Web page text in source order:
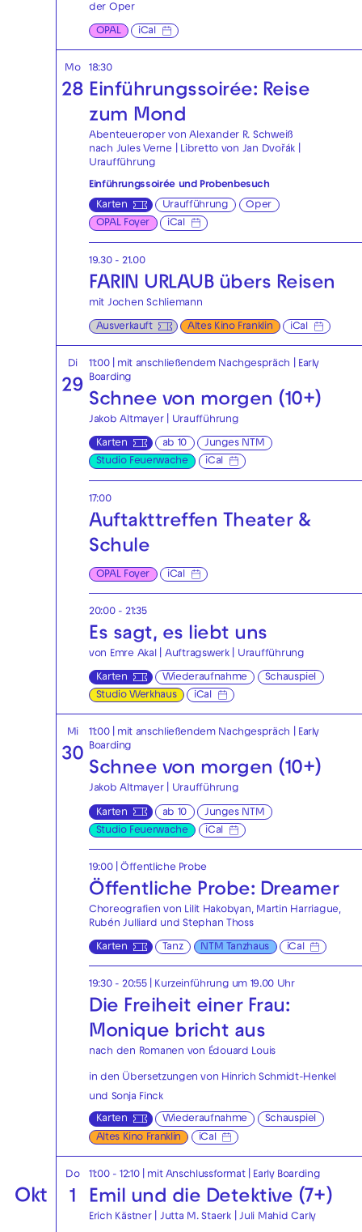
der Oper
OPAL iCal
Mo
28
18:30
Einführungssoirée: Reise
zum Mond
Abenteueroper von Alexander R. Schweiß
nach Jules Verne | Libretto von Jan Dvořák |
Uraufführung
Einführungssoirée und Probenbesuch
Karten Uraufführung
Oper
OPAL Foyer
iCal
19.30 - 21.00
FARIN URLAUB übers Reisen
mit Jochen Schliemann
Ausverkauft Altes Kino Franklin iCal
Di
29
11:00 | mit anschließendem Nachgespräch
Early
Boarding
Schnee von morgen (10+)
Jakob Altmayer | Uraufführung
Karten ab 10
Junges NTM
Studio Feuerwache
iCal
17:00
Auftakttreffen Theater &
Schule
OPAL Foyer iCal
20:00 - 21:35
Es sagt, es liebt uns
von Emre Akal | Auftragswerk | Uraufführung
Karten Wiederaufnahme
Schauspiel
Studio Werkhaus
iCal
Mi
30
11:00 | mit anschließendem Nachgespräch | Early
Boarding
Schnee von morgen (10+)
Jakob Altmayer | Uraufführung
Karten ab 10
Junges NTM
Studio Feuerwache
iCal
19:00|Öffentliche Probe
Öffentliche Probe: Dreamer
Choreografien von Lilit Hakobyan, Martin Harriague,
Rubén Julliard und Stephan Thoss
Karten Tanz NTM Tanzhaus iCal
19:30 - 20:55 | Kurzeinführung um 19.00 Uhr
Die Freiheit einer Frau:
Monique bricht aus
nach den Romanen von Édouard Louis
in den Übersetzungen von Hinrich Schmidt-Henkel
und Sonja Finck
Karten Wiederaufnahme
Schauspiel
Altes Kino Franklin
iCal
Okt
Do
1
11:00 - 12:10 | mit Anschlussformat| Early Boarding
Emil und die Detektive (7+)
Erich Kästner | Jutta M. Staerk | Juli Mahid Carly